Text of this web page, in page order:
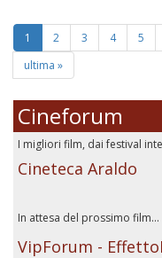
1 2 3 4 5
ultima »
Cineforum
I migliori film, dai festival
Cineteca Araldo
In attesa del prossimo film...
VipForum -